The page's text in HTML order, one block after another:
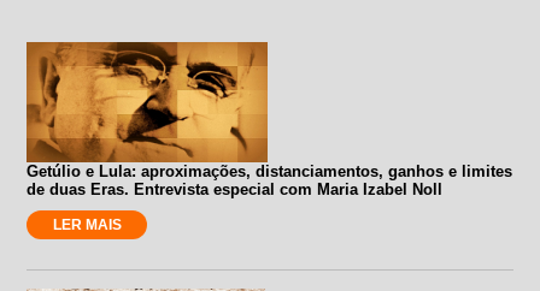
Getúlio e Lula: aproximações, distanciamentos, ganhos e limites
de duas Eras. Entrevista especial com Maria Izabel Noll
LER MAIS